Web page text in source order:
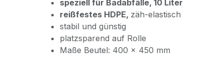
speziell für Badabfälle, 10 Liter
reißfestes HDPE, zäh-elastisch
stabil und günstig
platzsparend auf Rolle
Maße Beutel: 400 x 450 mm